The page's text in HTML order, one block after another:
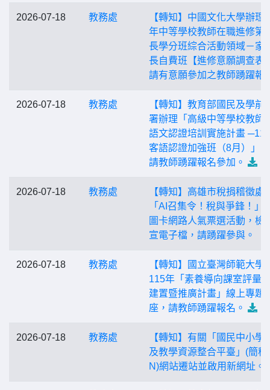
2026-07-18 教務處
【轉知】中國文化大學辦理
年中等學校教師在職進修第
長學分班綜合活動領域－家
長自費班【進修意願調查表
請有意願參加之教師踴躍報
2026-07-18 教務處
【轉知】教育部國民及學前
署辦理「高級中等學校教師
語文認證培訓實施計畫
客語認證加強班（8月）」1
請教師踴躍報名參加。
2026-07-18 教務處
【轉知】高雄市稅捐稽徵處
「AI召集令！稅與爭鋒！」
圖卡網路人氣票選活動，檢
宣電子檔，請踴躍參與。
2026-07-18 教務處
【轉知】國立臺灣師範大學
115年「素養導向課室評量
建置暨推廣計畫」線上專題
座，請教師踴躍報名。
2026-07-18 教務處
【轉知】有關「國民中小學
及教學資源整合平臺」(簡稱
N)網站遷站並啟用新網址。